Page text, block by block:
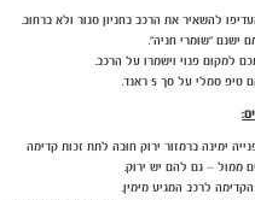
להשאיר את הרכב בחניון סגור ולא ברחוב.
ישנם “שומרי חניה”.
למקום פנוי וישמרו על הרכב.
סמלי על סך 5 ראנד.
ימינה ברמזור ירוק חובה לתת זכות קדימה
ממול – גם להם יש ירוק.
לרכב המגיע מימין.